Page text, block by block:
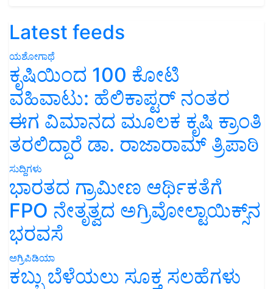
Latest feeds
ಯಶೋಗಾಥೆ
ಕೃಷಿಯಿಂದ 100 ಕೋಟಿ
ವಹಿವಾಟು: ಹೆಲಿಕಾಪ್ಟರ್ ನಂತರ
ಈಗ ವಿಮಾನದ ಮೂಲಕ ಕೃಷಿ ಕ್ರಾಂತಿ
ತರಲಿದ್ದಾರೆ ಡಾ. ರಾಜಾರಾಮ್ ತ್ರಿಪಾಠಿ
ಸುದ್ದಿಗಳು
ಭಾರತದ ಗ್ರಾಮೀಣ ಆರ್ಥಿಕತೆಗೆ
FPO ನೇತೃತ್ವದ ಅಗ್ರಿವೋಲ್ಟಾಯಿಕ್ಸ್‌ನ
ಭರವಸೆ
ಅಗ್ರಿಪಿಡಿಯಾ
ಕಬ್ಬು ಬೆಳೆಯಲು ಸೂಕ್ತ ಸಲಹೆಗಳು